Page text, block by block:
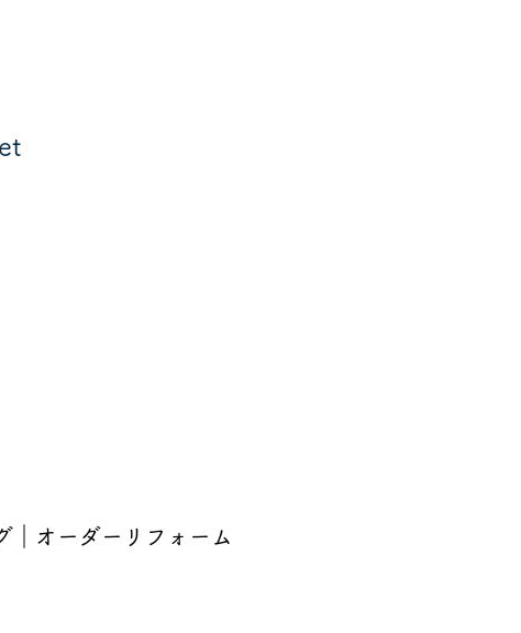
｜オーダーリフォーム